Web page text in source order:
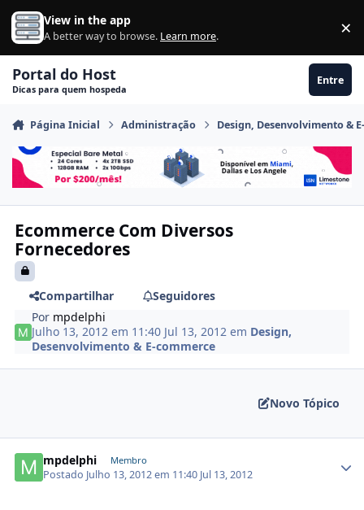
Ir para conteúdo
View in the app
A better way to browse. Learn more. ×
Portal do Host
Dicas para quem hospeda
Entre
Página Inicial Administração Design, Desenvolvimento &
Ecommerce Com Diversos
Fornecedores
Compartilhar
Seguidores
Por mpdelphi
Julho 13, 2012 em 11:40 Jul 13, 2012 em Design,
Desenvolvimento & E-commerce
Novo Tópico
mpdelphi Membro
Postado Julho 13, 2012 em 11:40 Jul 13, 2012